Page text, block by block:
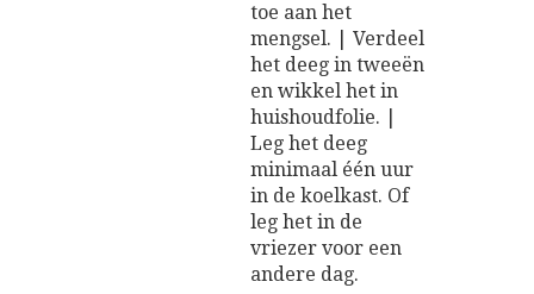
toe aan het
mengsel. | Verdeel
het deeg in tweeën
en wikkel het in
huishoudfolie. |
Leg het deeg
minimaal één uur
in de koelkast. Of
leg het in de
vriezer voor een
andere dag.